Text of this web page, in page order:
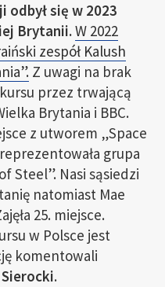
odbył się w 2023
Brytanii.W 2022
zespół Kalush
Z uwagi na brak
przez trwającą
Brytania i BBC.
z utworem „Space
grupa
Steel”. Nasi sąsiedzi
natomiast Mae
25. miejsce.
w Polsce jest
komentowali
.